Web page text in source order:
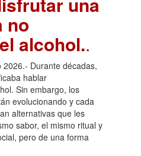
no
alcohol..
Durante décadas,
hablar
Sin embargo, los
evolucionando y cada
alternativas que les
sabor, el mismo ritual y
pero de una forma